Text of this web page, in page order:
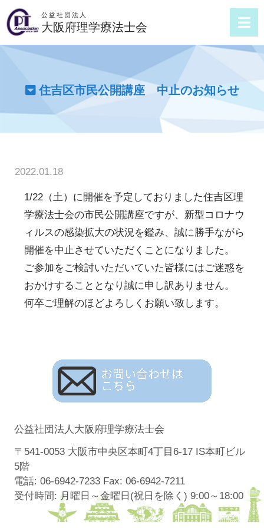
公益社団法人
大阪府理学療法士会
住吉区市民公開講座 中止のお知らせ
2022.01.18
1/22（土）に開催を予定しておりました住吉区理
学療法士会の市民公開講座ですが、新型コロナウ
ィルスの感染拡大の状況を鑑み、誠に勝手ながら
開催を中止させていただくことになりました。
ご参加をご検討いただいていた皆様にはご迷惑を
おかけすることとなり誠に申し訳ありません。
何卒ご理解のほどよろしくお願い致します。
公益社団法人大阪府理学療法士会
〒541-0053 大阪市中央区本町4丁目6-17 IS本町ビル
5階
電話: 06-6942-7233 Fax: 06-6942-7211
受付時間: 月曜日～金曜日(祝日を除く) 9:00～18:00